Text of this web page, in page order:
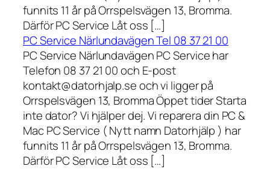
funnits 11 år på Orrspelsvägen 13, Bromma.
Därför PC Service Låt oss […]
PC Service Närlundavägen Tel 08 37 21 00
PC Service Närlundavägen PC Service har
Telefon 08 37 21 00 och E-post
kontakt@datorhjalp.se och vi ligger på
Orrspelsvägen 13, Bromma Öppet tider Starta
inte dator? Vi hjälper dej. Vi reparera din PC &
Mac PC Service ( Nytt namn Datorhjälp ) har
funnits 11 år på Orrspelsvägen 13, Bromma.
Därför PC Service Låt oss […]